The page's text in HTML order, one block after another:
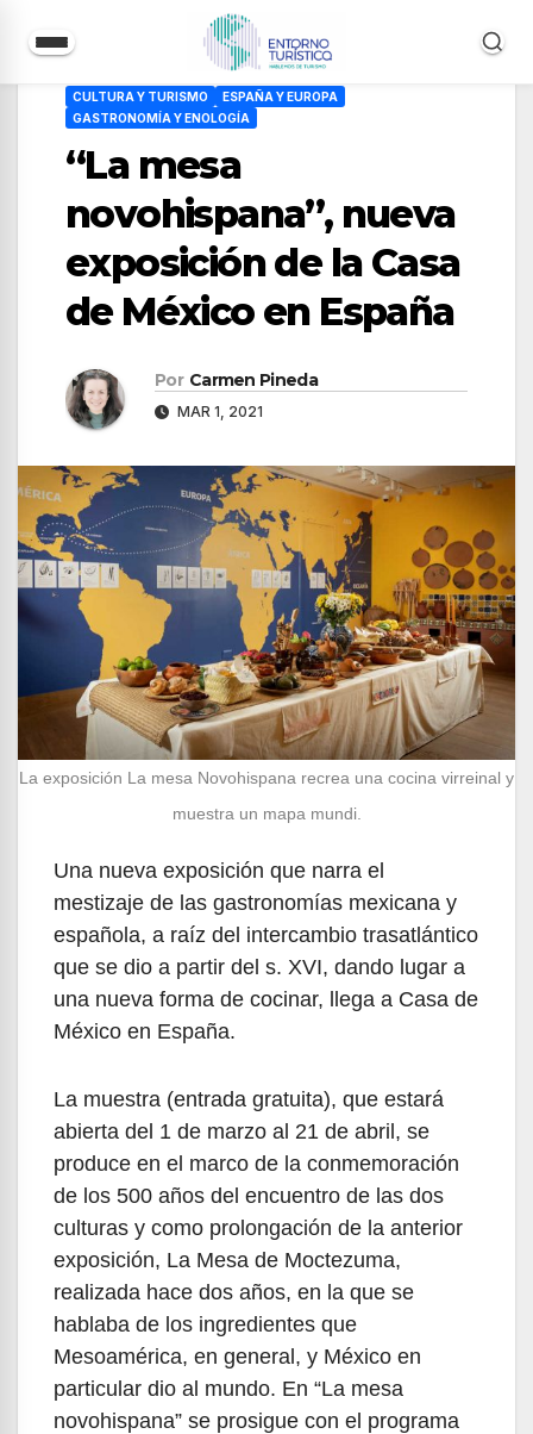
contenido
CULTURA Y TURISMO
ESPAÑA Y EUROPA
GASTRONOMÍA Y ENOLOGÍA
“La mesa
novohispana”, nueva
exposición de la Casa
de México en España
Por Carmen Pineda
MAR 1, 2021
La exposición La mesa Novohispana recrea una cocina virreinal y
muestra un mapa mundi.
Una nueva exposición que narra el
mestizaje de las gastronomías mexicana y
española, a raíz del intercambio trasatlántico
que se dio a partir del s. XVI, dando lugar a
una nueva forma de cocinar, llega a Casa de
México en España.
La muestra (entrada gratuita), que estará
abierta del 1 de marzo al 21 de abril, se
produce en el marco de la conmemoración
de los 500 años del encuentro de las dos
culturas y como prolongación de la anterior
exposición, La Mesa de Moctezuma,
realizada hace dos años, en la que se
hablaba de los ingredientes que
Mesoamérica, en general, y México en
particular dio al mundo. En “La mesa
novohispana” se prosigue con el programa